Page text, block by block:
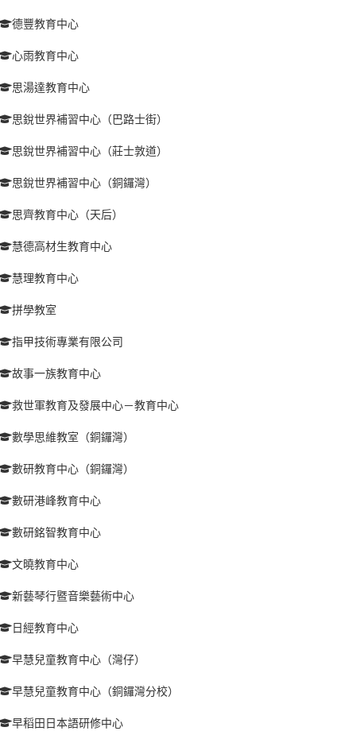
德豐教育中心
心雨教育中心
思湯達教育中心
思銳世界補習中心（巴路士街）
思銳世界補習中心（莊士敦道）
思銳世界補習中心（銅鑼灣）
思齊教育中心（天后）
慧德高材生教育中心
慧理教育中心
拼學教室
指甲技術專業有限公司
故事一族教育中心
救世軍教育及發展中心－教育中心
數學思維教室（銅鑼灣）
數研教育中心（銅鑼灣）
數研港峰教育中心
數研銘智教育中心
文曉教育中心
新藝琴行暨音樂藝術中心
日經教育中心
早慧兒童教育中心（灣仔）
早慧兒童教育中心（銅鑼灣分校）
早稻田日本語研修中心